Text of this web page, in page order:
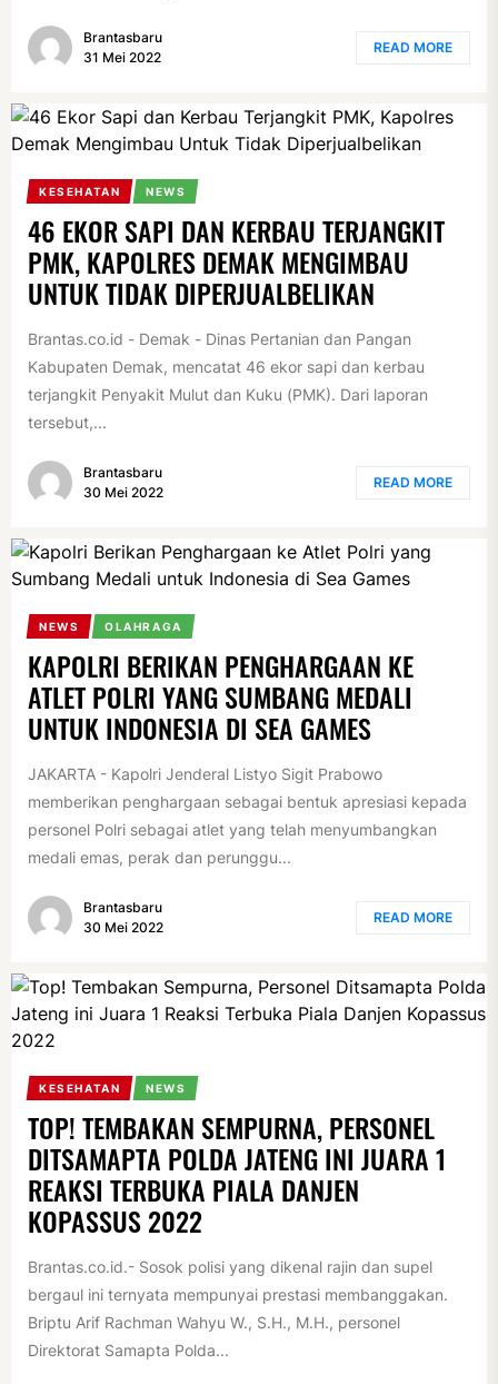
Brantasbaru
31 Mei 2022
READ MORE
KESEHATAN NEWS
46 EKOR SAPI DAN KERBAU TERJANGKIT
PMK, KAPOLRES DEMAK MENGIMBAU
UNTUK TIDAK DIPERJUALBELIKAN
Brantas.co.id - Demak - Dinas Pertanian dan Pangan
Kabupaten Demak, mencatat 46 ekor sapi dan kerbau
terjangkit Penyakit Mulut dan Kuku (PMK). Dari laporan
tersebut,...
Brantasbaru
30 Mei 2022
READ MORE
NEWS OLAHRAGA
KAPOLRI BERIKAN PENGHARGAAN KE
ATLET POLRI YANG SUMBANG MEDALI
UNTUK INDONESIA DI SEA GAMES
JAKARTA - Kapolri Jenderal Listyo Sigit Prabowo
memberikan penghargaan sebagai bentuk apresiasi kepada
personel Polri sebagai atlet yang telah menyumbangkan
medali emas, perak dan perunggu...
Brantasbaru
30 Mei 2022
READ MORE
KESEHATAN NEWS
TOP! TEMBAKAN SEMPURNA, PERSONEL
DITSAMAPTA POLDA JATENG INI JUARA 1
REAKSI TERBUKA PIALA DANJEN
KOPASSUS 2022
Brantas.co.id.- Sosok polisi yang dikenal rajin dan supel
bergaul ini ternyata mempunyai prestasi membanggakan.
Briptu Arif Rachman Wahyu W., S.H., M.H., personel
Direktorat Samapta Polda...